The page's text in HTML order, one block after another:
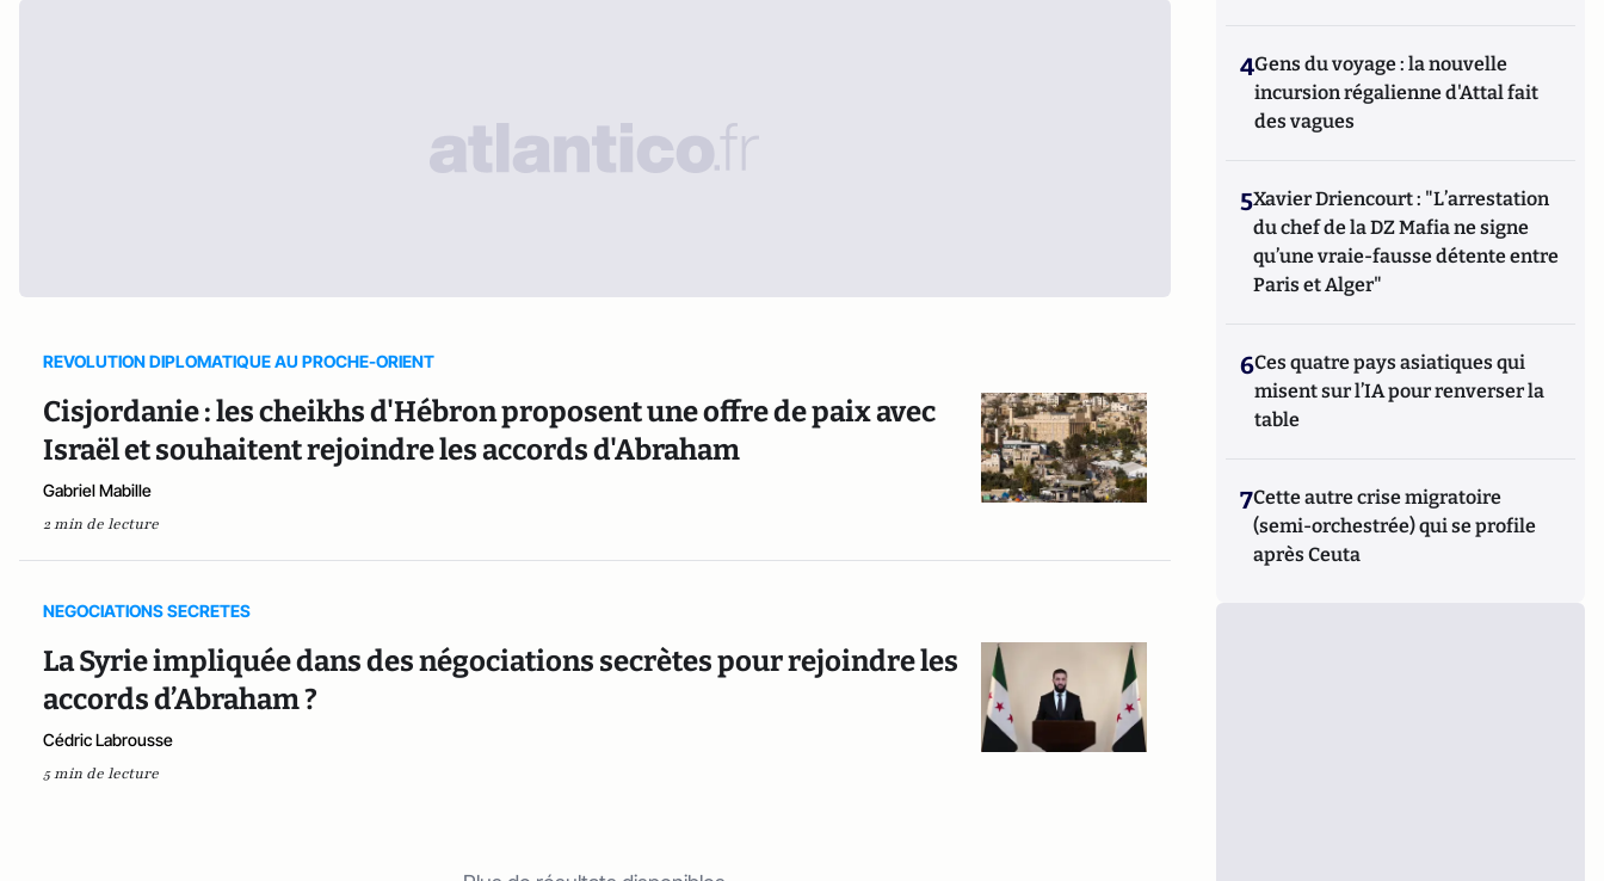
REVOLUTION DIPLOMATIQUE AU PROCHE-ORIENT
Cisjordanie : les cheikhs d'Hébron proposent une offre de paix avec
Israël et souhaitent rejoindre les accords d'Abraham
Gabriel Mabille
2 min de lecture
NEGOCIATIONS SECRETES
La Syrie impliquée dans des négociations secrètes pour rejoindre les
accords d’Abraham ?
Cédric Labrousse
5 min de lecture
4Gens du voyage : la nouvelle
incursion régalienne d'Attal fait
des vagues
5Xavier Driencourt : "L’arrestation
du chef de la DZ Mafia ne signe
qu’une vraie-fausse détente entre
Paris et Alger"
6Ces quatre pays asiatiques qui
misent sur l’IA pour renverser la
table
7Cette autre crise migratoire
(semi-orchestrée) qui se profile
après Ceuta